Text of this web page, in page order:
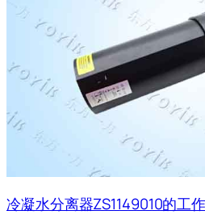
冷凝水分离器ZS1149010的工